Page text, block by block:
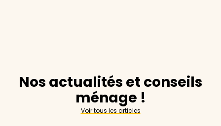
Nos actualités et conseils
ménage !
Voir tous les articles